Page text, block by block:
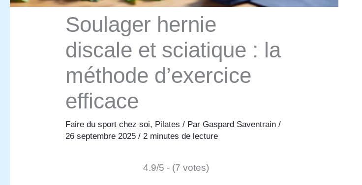
Soulager hernie
discale et sciatique : la
méthode d’exercice
efficace
Faire du sport chez soi, Pilates / ParGaspard Saventrain/
26 septembre 2025/ 2 minutes de lecture
4.9/5 - (7 votes)